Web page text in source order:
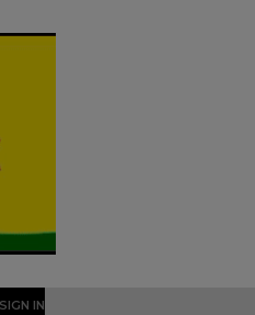
SIGN IN